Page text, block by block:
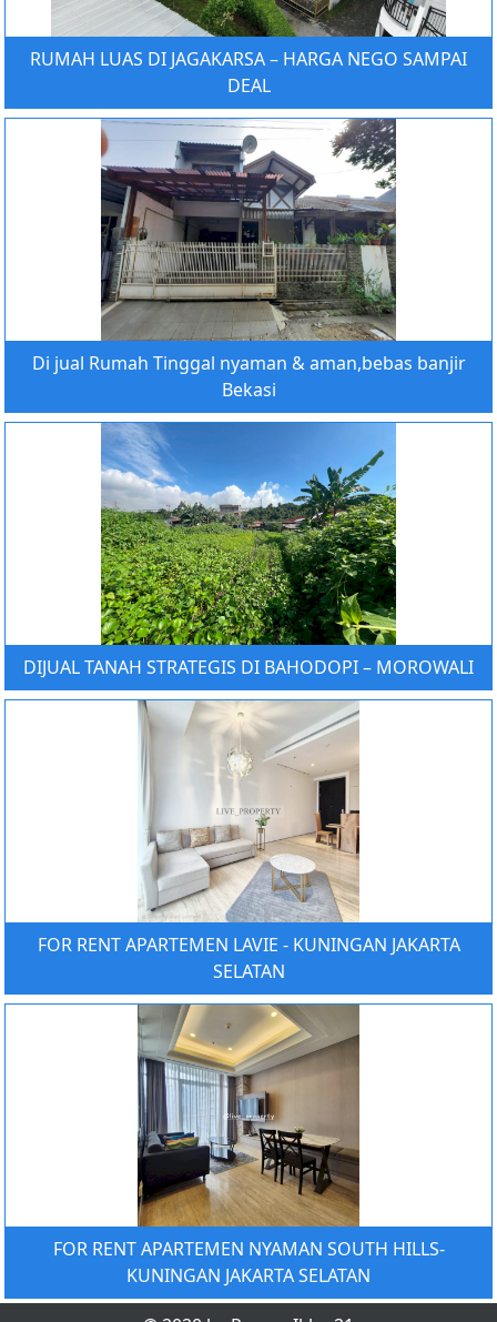
RUMAH LUAS DI JAGAKARSA – HARGA NEGO SAMPAI
DEAL
Di jual Rumah Tinggal nyaman & aman,bebas banjir
Bekasi
DIJUAL TANAH STRATEGIS DI BAHODOPI – MOROWALI
FOR RENT APARTEMEN LAVIE - KUNINGAN JAKARTA
SELATAN
FOR RENT APARTEMEN NYAMAN SOUTH HILLS-
KUNINGAN JAKARTA SELATAN